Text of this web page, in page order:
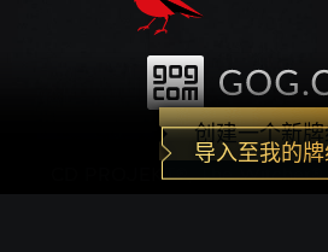
创建一个新牌
导入至我的牌
CD PROJEKT®, The